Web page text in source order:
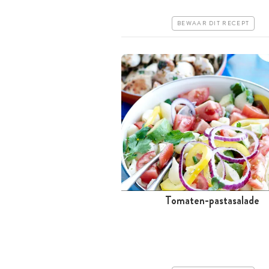
BEWAAR DIT RECEPT
Tomaten-pastasalade